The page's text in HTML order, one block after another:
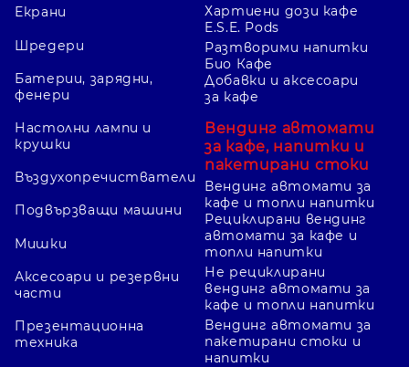
Екрани
Шредери
Батерии, зарядни,
фенери
Настолни лампи и
крушки
Въздухопречистватели
Подвързващи машини
Мишки
Аксесоари и резервни
части
Презентационна
техника
Хартиени дози кафе
E.S.E. Pods
Разтворими напитки
Био Кафе
Добавки и аксесоари
за кафе
Вендинг автомати
за кафе, напитки и
пакетирани стоки
Вендинг автомати за
кафе и топли напитки
Рециклирани вендинг
автомати за кафе и
топли напитки
Не рециклирани
вендинг автомати за
кафе и топли напитки
Вендинг автомати за
пакетирани стоки и
напитки